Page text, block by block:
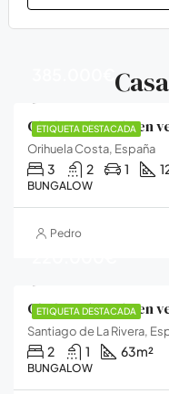
ETIQUETA DESTACADA
Chalet adosado en
Orihuela Costa, España
3 2 1
BUNGALOW
Pedro
ETIQUETA DESTACADA
Chalet adosado en
Santiago de La Rivera,
2 1 63m²
BUNGALOW